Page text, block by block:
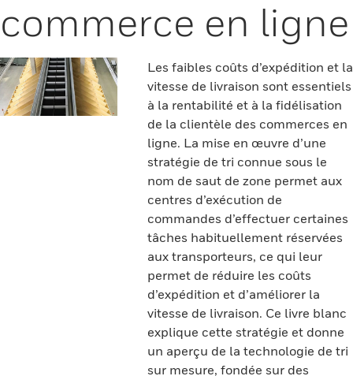
commerce en ligne
Les faibles coûts d’expédition et la
vitesse de livraison sont essentiels
à la rentabilité et à la fidélisation
de la clientèle des commerces en
ligne. La mise en œuvre d’une
stratégie de tri connue sous le
nom de saut de zone permet aux
centres d’exécution de
commandes d’effectuer certaines
tâches habituellement réservées
aux transporteurs, ce qui leur
permet de réduire les coûts
d’expédition et d’améliorer la
vitesse de livraison. Ce livre blanc
explique cette stratégie et donne
un aperçu de la technologie de tri
sur mesure, fondée sur des